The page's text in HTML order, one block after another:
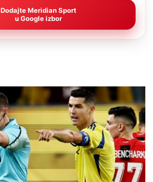
Dodajte Meridian Sport
u Google izbor